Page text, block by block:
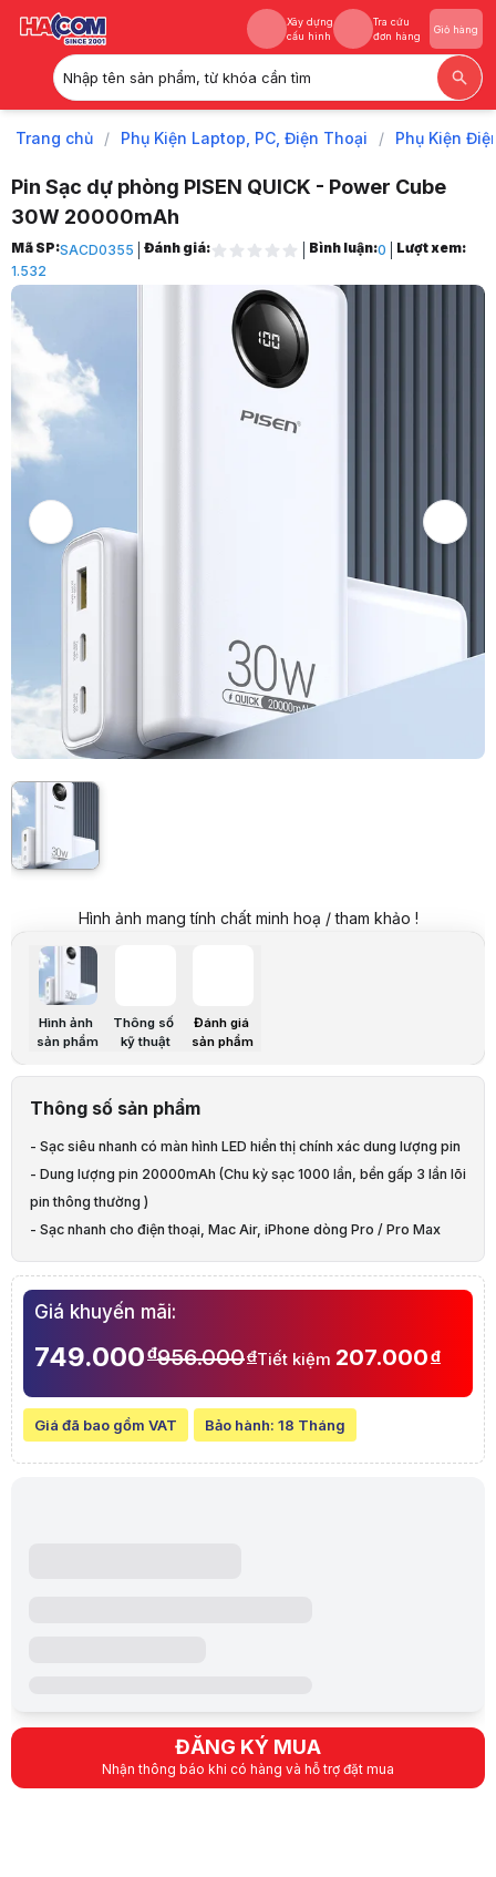
Xây dựng
cấu hình
Tra cứu
đơn hàng
Giỏ hàng
Nhập tên sản phẩm, từ khóa cần tìm
Xây dựng
Tra cứu
Trang chủ / Phụ Kiện Laptop, PC, Điện Thoại / Phụ Kiện
Pin Sạc dự phòng PISEN QUICK - Power Cube
30W 20000mAh
Trang chủ
1
Phụ Kiện Laptop, PC, Điện Thoại
2
Phụ Kiện Điện Thoại, Máy Tính Bảng
Pin Dự Phòng
4
Pin Sạc dự phòng PISEN QUICK - Power Cube 30W 20000mAh
Hình ảnh và video sản phẩm
Giá niêm yết:
Giá mua online:
Tiết kiệm 207.000 VND (-22%)
Giá mua trả góp (6 tháng):
Trả góp qua thẻ VISA (12 tháng):
Giá đã bao gồm VAT
Mã sản phẩm:
Thương hiệu:
Order trước – giao sau
Thêm vào giỏ hàng
Mua trả góp 0%
Thông số nổi bật
Sạc siêu nhanh có màn hình LED hiển thị chính xác dung lượng
Dung lượng pin 20000mAh (Chu kỳ sạc 1000 lần, bền gấp 3 lần
Thông số kỹ thuật
Tên sản phẩm
Input USB-C1/C2: 5V-3A, 9V-3A, 12V-2.5A, 15V-2A, 20V-
Output
Công suất (Max) : 30W
Dung lượng 20000mAh (Chu kỳ sạc 1000 lần, bền gấp 3 lần lõi
Trọng lượng
Chức năng Sạc nhanh 2 chiều (Sạc vào cho lõi Pin và sạc ra
Kèm theo gói dịch vụ bảo hiểm 46 Tỷ
Mô tả sản phẩm
Sạc nhanh hai chiều
Cho phép sạc nhanh cho cả pin dự phòng và thiết bị kết nối, tiết
Dung lượng lớn
Với 20.000mAh, có thể sạc nhiều lần cho điện thoại thông minh,
Thiết kế bền bỉ
Chu kỳ sạc lên đến 1.000 lần, tăng độ bền so với các pin thông
Mã SP:SACD0355 Đánh giá: Bình luận:0
Lượt xem:
1.532
Hình ảnh mang tính chất minh hoạ / tham khảo !
Hình ảnh
sản phẩm
Thông số
kỹ thuật
Đánh giá
sản phẩm
Thông số sản phẩm
- Sạc siêu nhanh có màn hình LED hiển thị chính xác dung lượng pin
- Dung lượng pin 20000mAh (Chu kỳ sạc 1000 lần, bền gấp 3 lần lõi
pin thông thường )
- Sạc nhanh cho điện thoại, Mac Air, iPhone dòng Pro / Pro Max
Giá khuyến mãi:
749.000đ956.000đTiết kiệm 207.000đ
Giá đã bao gồm VAT Bảo hành: 18 Tháng
ĐĂNG KÝ MUA
Nhận thông báo khi có hàng và hỗ trợ đặt mua